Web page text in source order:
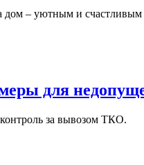
дом – уютным и счастливым
для
за вывозом ТКО.